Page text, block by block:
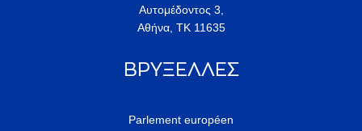
Αυτομέδοντος 3,
Αθήνα, ΤΚ 11635
ΒΡΥΞΕΛΛΕΣ
Parlement européen